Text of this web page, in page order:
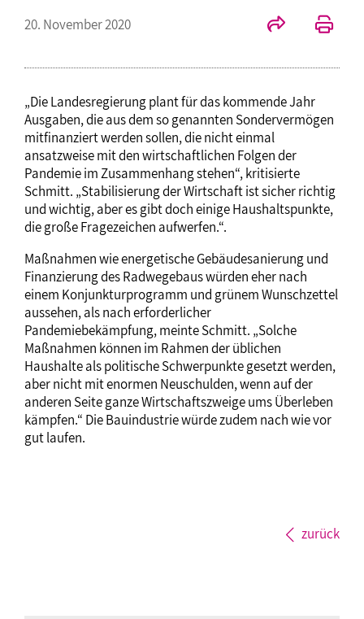
20. November 2020
„Die Landesregierung plant für das kommende Jahr
Ausgaben, die aus dem so genannten Sondervermögen
mitfinanziert werden sollen, die nicht einmal
ansatzweise mit den wirtschaftlichen Folgen der
Pandemie im Zusammenhang stehen“, kritisierte
Schmitt. „Stabilisierung der Wirtschaft ist sicher richtig
und wichtig, aber es gibt doch einige Haushaltspunkte,
die große Fragezeichen aufwerfen.“.
Maßnahmen wie energetische Gebäudesanierung und
Finanzierung des Radwegebaus würden eher nach
einem Konjunkturprogramm und grünem Wunschzettel
aussehen, als nach erforderlicher
Pandemiebekämpfung, meinte Schmitt. „Solche
Maßnahmen können im Rahmen der üblichen
Haushalte als politische Schwerpunkte gesetzt werden,
aber nicht mit enormen Neuschulden, wenn auf der
anderen Seite ganze Wirtschaftszweige ums Überleben
kämpfen.“ Die Bauindustrie würde zudem nach wie vor
gut laufen.
zurück